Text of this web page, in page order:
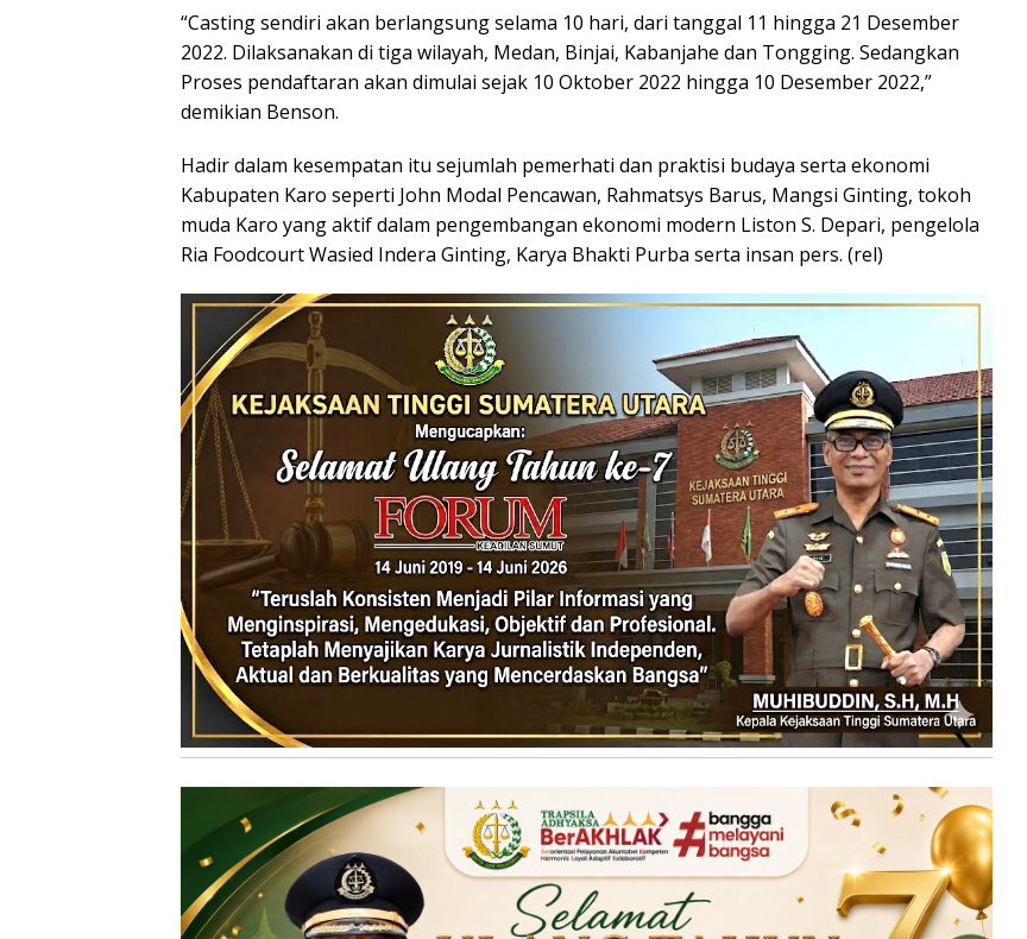
“Casting sendiri akan berlangsung selama 10 hari, dari tanggal 11 hingga 21 Desember
2022. Dilaksanakan di tiga wilayah, Medan, Binjai, Kabanjahe dan Tongging. Sedangkan
Proses pendaftaran akan dimulai sejak 10 Oktober 2022 hingga 10 Desember 2022,”
demikian Benson.
Hadir dalam kesempatan itu sejumlah pemerhati dan praktisi budaya serta ekonomi
Kabupaten Karo seperti John Modal Pencawan, Rahmatsys Barus, Mangsi Ginting, tokoh
muda Karo yang aktif dalam pengembangan ekonomi modern Liston S. Depari, pengelola
Ria Foodcourt Wasied Indera Ginting, Karya Bhakti Purba serta insan pers. (rel)